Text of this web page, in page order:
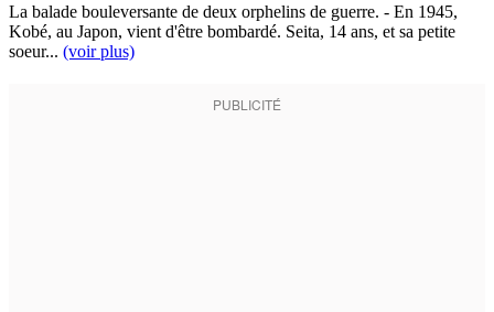
La balade bouleversante de deux orphelins de guerre. - En 1945,
Kobé, au Japon, vient d'être bombardé. Seita, 14 ans, et sa petite
soeur... (voir plus)